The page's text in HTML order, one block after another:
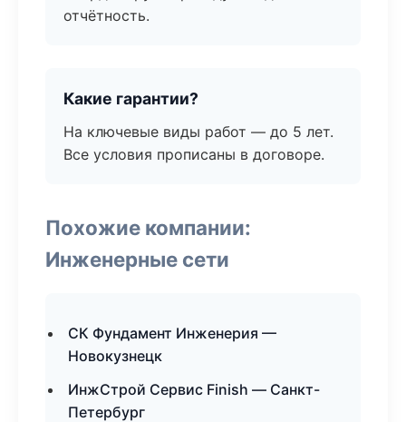
отчётность.
Какие гарантии?
На ключевые виды работ — до 5 лет.
Все условия прописаны в договоре.
Похожие компании:
Инженерные сети
СК Фундамент Инженерия —
Новокузнецк
ИнжСтрой Сервис Finish — Санкт-
Петербург